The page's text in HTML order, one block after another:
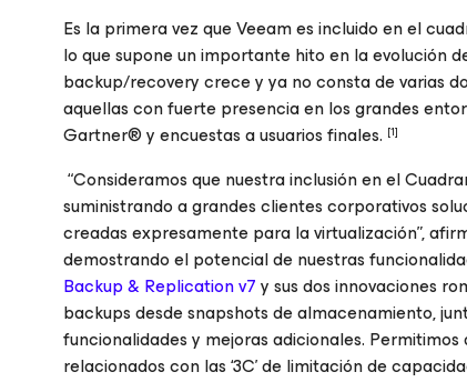
Es la primera vez que Veeam es incluido en el
lo que supone un importante hito en la evolución
backup/recoverycrece y ya no consta de varias
aquellas con fuerte presencia en los grandes
Gartner® y encuestas a usuarios finales. [1]
“Consideramos que nuestra inclusión en el
suministrando a grandes clientes corporativos
creadas expresamente para la virtualización”,
demostrando el potencial de nuestras
Backup & Replication v7y sus dos innovaciones
backups desde snapshots de almacenamiento,
funcionalidades y mejoras adicionales.
relacionados con las ‘3C’ de limitación de